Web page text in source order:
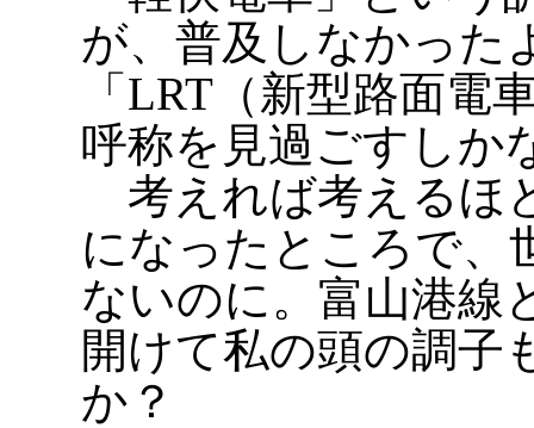
が、普及しなかった
「LRT（新型路面電
呼称を見過ごすしか
考えれば考えるほ
になったところで、
ないのに。富山港線
開けて私の頭の調子
か？